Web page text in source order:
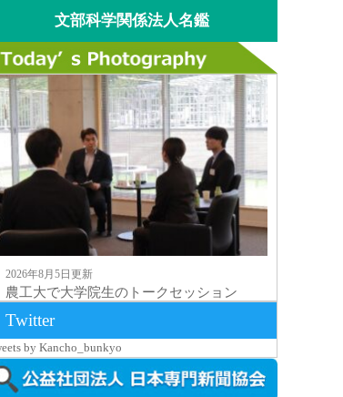
文部科学関係法人名鑑
2026年8月5日更新
農工大で大学院生のトークセッション
Twitter
by Kancho_bunkyo